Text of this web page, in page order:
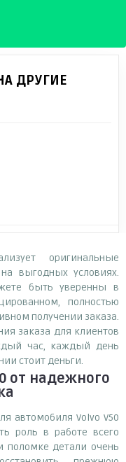
ДРУГИЕ
оригинальные
выгодных условиях.
быть уверенны в
полностью
получении заказа.
заказа для клиентов
час, каждый день
стоит деньги.
от надежного
автомобиля Volvo V50
роль в работе всего
поломке детали очень